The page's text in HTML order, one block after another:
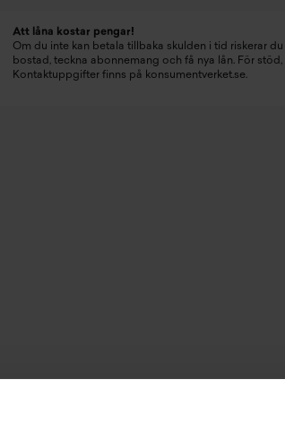
Att låna kostar pengar!
Om du inte kan betala tillbaka skulden i tid riskerar
bostad, teckna abonnemang och få nya lån. För
Kontaktuppgifter finns på konsumentverket.se.